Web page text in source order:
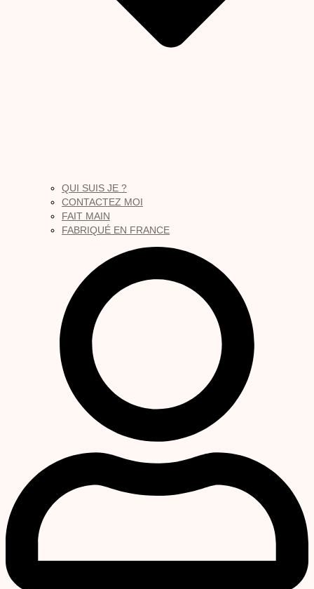
QUI SUIS JE ?
CONTACTEZ MOI
FAIT MAIN
FABRIQUÉ EN FRANCE